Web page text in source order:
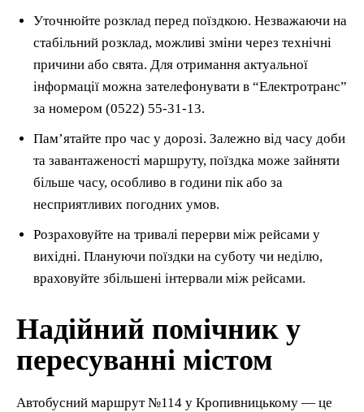
Уточнюйте розклад перед поїздкою. Незважаючи на
стабільний розклад, можливі зміни через технічні
причини або свята. Для отримання актуальної
інформації можна зателефонувати в “Електротранс”
за номером (0522) 55-31-13.
Пам’ятайте про час у дорозі. Залежно від часу доби
та завантаженості маршруту, поїздка може зайняти
більше часу, особливо в години пік або за
несприятливих погодних умов.
Розраховуйте на тривалі перерви між рейсами у
вихідні. Плануючи поїздки на суботу чи неділю,
враховуйте збільшені інтервали між рейсами.
Надійний помічник у
пересуванні містом
Автобусний маршрут №114 у Кропивницькому — це